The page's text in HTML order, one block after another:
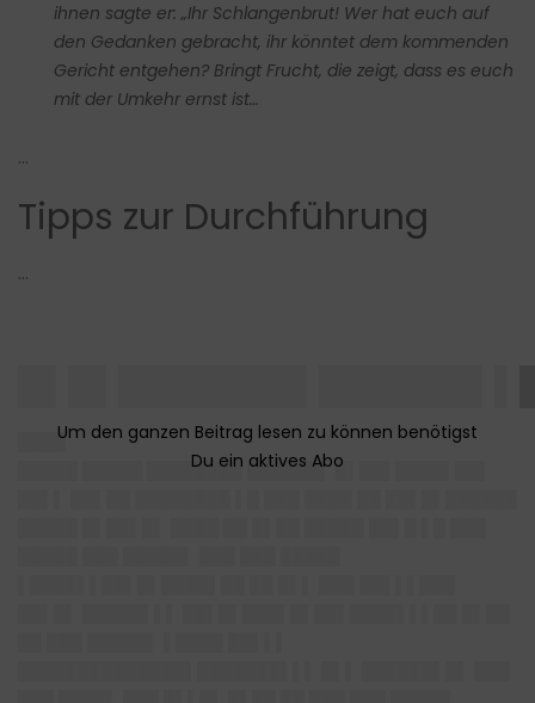
ihnen sagte er: „Ihr Schlangenbrut! Wer hat euch auf
den Gedanken gebracht, ihr könntet dem kommenden
Gericht entgehen? Bringt Frucht, die zeigt, dass es euch
mit der Umkehr ernst ist…
…
Tipps zur Durchführung
…
████
█████ █████ ████████ ██████▌ █▌██▌████▌██▌